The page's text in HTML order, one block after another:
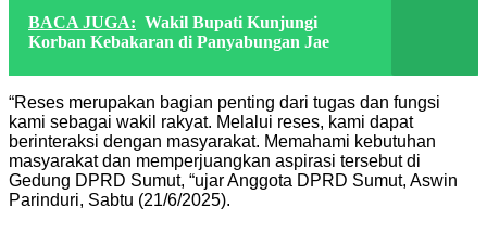
BACA JUGA: Wakil Bupati Kunjungi
Korban Kebakaran di Panyabungan Jae
“Reses merupakan bagian penting dari tugas dan fungsi
kami sebagai wakil rakyat. Melalui reses, kami dapat
berinteraksi dengan masyarakat. Memahami kebutuhan
masyarakat dan memperjuangkan aspirasi tersebut di
Gedung DPRD Sumut, “ujar Anggota DPRD Sumut, Aswin
Parinduri, Sabtu (21/6/2025).